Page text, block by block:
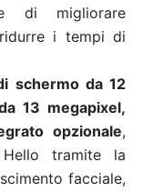
di migliorare
i tempi di
schermo da 12
13 megapixel,
opzionale,
tramite la
facciale,